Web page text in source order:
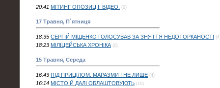
20:41 МІТИНГ ОПОЗИЦІЇ. ВІДЕО. (0)
17 Травня, П`ятниця
18:35 СЕРГІЙ МІЩЕНКО ГОЛОСУВАВ ЗА ЗНЯТТЯ НЕДОТОРКАНОСТІ
18:23 МІЛІЦЕЙСЬКА ХРОНІКА (0)
15 Травня, Середа
16:43 ПІД ПРИЦІЛОМ. МАРАЗМИ І НЕ ЛИШЕ (4)
16:14 МІСТО Й ДАЛІ ОБЛАШТОВУЮТЬ (10)